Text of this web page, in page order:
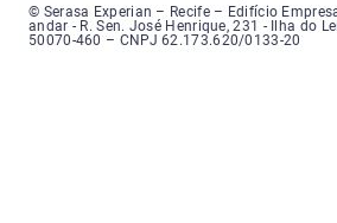
Serasa Experian - Recife, Endereço: Edifício
© Serasa Experian – Recife – Edifício
andar - R. Sen. José Henrique, 231 - Ilha do
50070-460 – CNPJ 62.173.620/0133-20